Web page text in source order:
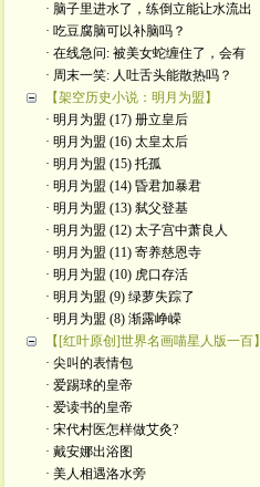
· 脑子里进水了，练倒立能让水流出
· 吃豆腐脑可以补脑吗？
· 在线急问: 被美女蛇缠住了，会有
· 周末一笑: 人吐舌头能散热吗？
【架空历史小说：明月为盟】
· 明月为盟 (17) 册立皇后
· 明月为盟 (16) 太皇太后
· 明月为盟 (15) 托孤
· 明月为盟 (14) 昏君加暴君
· 明月为盟 (13) 弑父登基
· 明月为盟 (12) 太子宫中萧良人
· 明月为盟 (11) 寄养慈恩寺
· 明月为盟 (10) 虎口存活
· 明月为盟 (9) 绿萝失踪了
· 明月为盟 (8) 渐露峥嵘
【[红叶原创]世界名画喵星人版一百】
· 尖叫的表情包
· 爱踢球的皇帝
· 爱读书的皇帝
· ​宋代村医怎样做艾灸?
· 戴安娜出浴图
· 美人相遇洛水旁